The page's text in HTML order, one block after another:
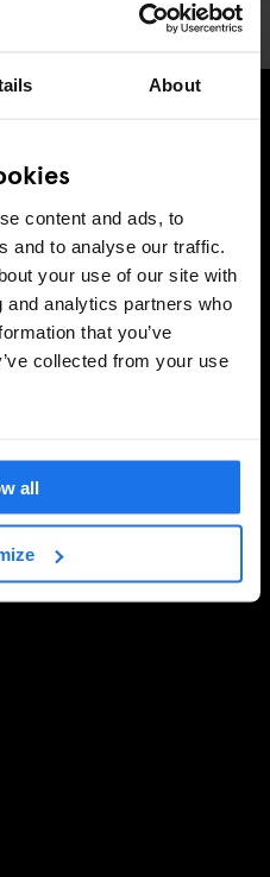
About
content and ads, to
and to analyse our traffic.
your use of our site with
analytics partners who
that you’ve
collected from your use
all